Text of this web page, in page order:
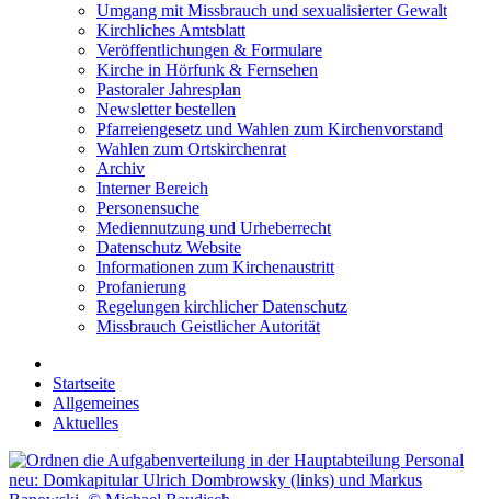
Umgang mit Missbrauch und sexualisierter Gewalt
Kirchliches Amtsblatt
Veröffentlichungen & Formulare
Kirche in Hörfunk & Fernsehen
Pastoraler Jahresplan
Newsletter bestellen
Pfarreiengesetz und Wahlen zum Kirchenvorstand
Wahlen zum Ortskirchenrat
Archiv
Interner Bereich
Personensuche
Mediennutzung und Urheberrecht
Datenschutz Website
Informationen zum Kirchenaustritt
Profanierung
Regelungen kirchlicher Datenschutz
Missbrauch Geistlicher Autorität
Startseite
Allgemeines
Aktuelles